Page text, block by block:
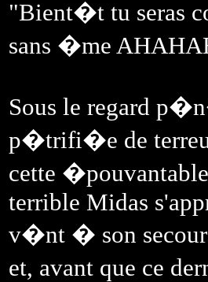
"Bient�t tu seras
sans �me
Sous le regard
p�trifi�e de
cette
terrible Midas
v�nt � son
et, avant que ce